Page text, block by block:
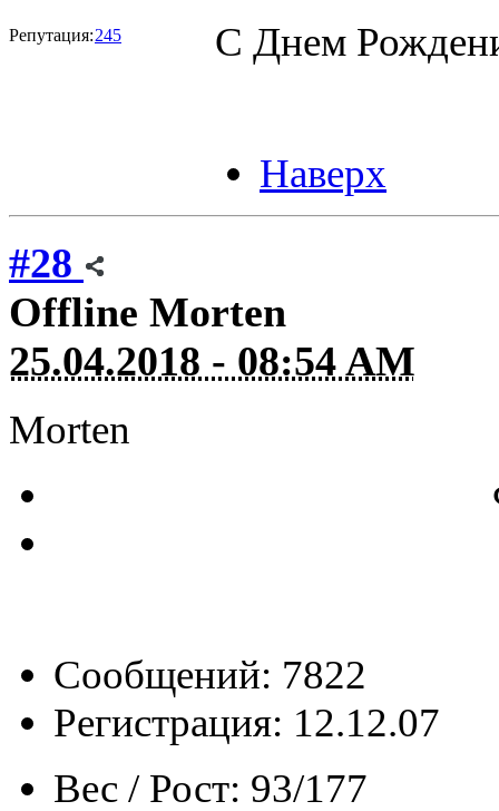
Репутация:245 С Днем
Наверх
#28
Offline Morten
25.04.2018 - 08:54 AM
Morten
Сообщений: 7822
Регистрация: 12.12.07
Вес / Рост: 93/177